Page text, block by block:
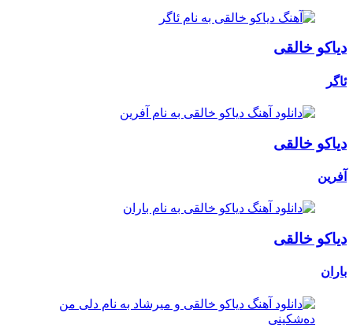
دیاکو خالقی
ئاگر
دیاکو خالقی
آفرین
دیاکو خالقی
باران